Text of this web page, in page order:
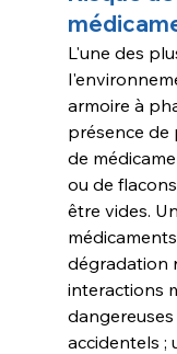
L'une des
armoire à
présence de
de
ou de
être vides.
dégradation
interactions
accidentels ;